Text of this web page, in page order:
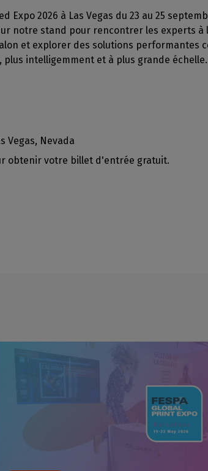
CalderaDock
Gérez vos solutions Caldera
MATÉRIELLES
Découpe
Gérez vos découpes
Automatisation
de
Expo 2026 à Las Vegas du 23 au 25
notre stand pour rencontrer les experts
et explorer des solutions performantes
intelligemment et à plus grande échelle.
Vegas, Nevada
obtenir votre billet d'entrée gratuit.